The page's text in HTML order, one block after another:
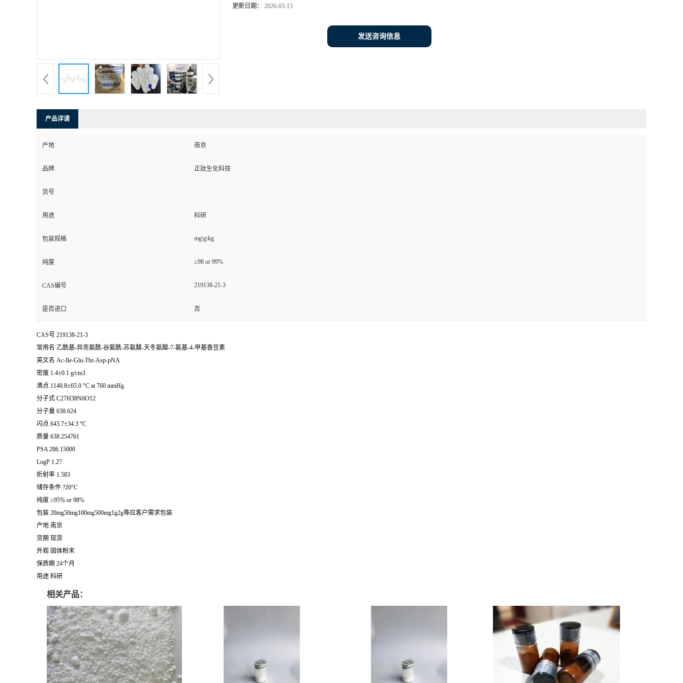
更新日期： 2026-03-13
发送咨询信息
产品详请
产地 南京
品牌 正肽生化科技
货号
用途 科研
包装规格 mg\g\kg
纯度 ≥98 or 99%
CAS编号 219138-21-3
是否进口 否
CAS号 219138-21-3
常用名 乙酰基-异亮氨酰-谷氨酰-苏氨酸-天冬氨酸-7-氨基-4-甲基香豆素
英文名 Ac-Ile-Glu-Thr-Asp-pNA
密度 1.4±0.1 g/cm3
沸点 1140.8±65.0 °C at 760 mmHg
分子式 C27H38N6O12
分子量 638.624
闪点 643.7±34.3 °C
质量 638.254761
PSA 286.15000
LogP 1.27
折射率 1.583
储存条件 ?20°C
纯度 ≥95% or 98%
包装 20mg50mg100mg500mg1g2g等应客户需求包装
产地 南京
货期 现货
外观 固体粉末
保质期 24个月
用途 科研
相关产品：